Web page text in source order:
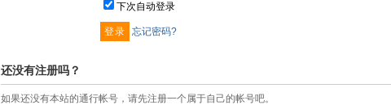
下次自动登录
忘记密码?
还没有注册吗？
如果还没有本站的通行帐号，请先注册一个属于自己的帐号吧。